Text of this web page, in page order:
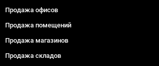
Продажа офисов
Продажа помещений
Продажа магазинов
Продажа складов